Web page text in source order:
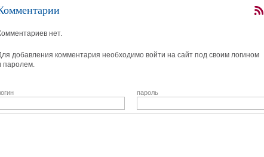
нет.
добавления комментария необходимо войти на сайт под своим логином
паролем.
пароль